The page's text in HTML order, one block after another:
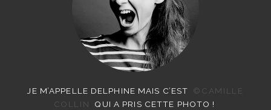
JE M’APPELLE DELPHINE MAIS C’EST
©CAMILLE
COLLIN
QUI A PRIS CETTE PHOTO !